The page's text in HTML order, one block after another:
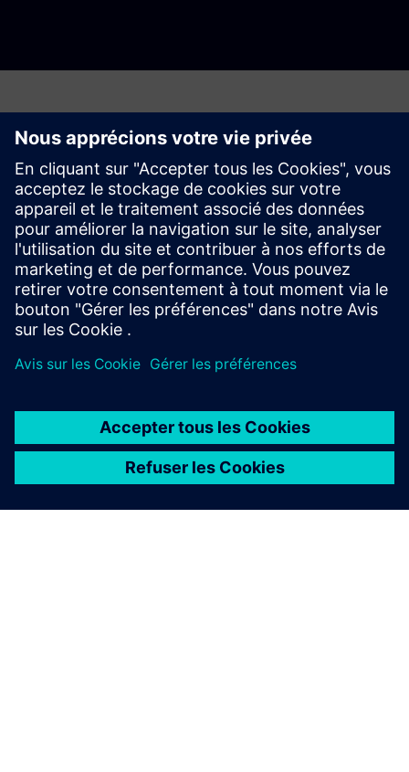
Contact
Intéressé par les produits Siemens ? Contactez notre équipe
d'experts pour plus de détails.
Téléphone : +41 848 822 844
industry.ch@siemens.com